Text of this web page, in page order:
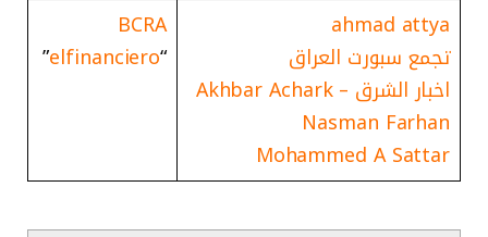
ahmad attya
تجمع سبورت العراق
اخبار الشرق – Akhbar Achark
Nasman Farhan
Mohammed A Sattar
BCRA
“
elfinanciero
”